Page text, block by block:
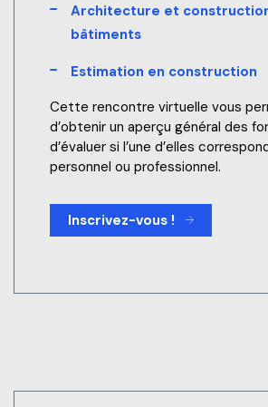
Architecture et
bâtiments
Estimation en construction
Cette rencontre virtuelle vous
d’obtenir un aperçu général des
d’évaluer si l’une d’elles
personnel ou professionnel.
Inscrivez-vous !